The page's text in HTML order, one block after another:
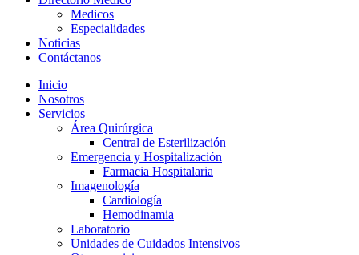
Medicos
Especialidades
Noticias
Contáctanos
Inicio
Nosotros
Servicios
Área Quirúrgica
Central de Esterilización
Emergencia y Hospitalización
Farmacia Hospitalaria
Imagenología
Cardiología
Hemodinamia
Laboratorio
Unidades de Cuidados Intensivos